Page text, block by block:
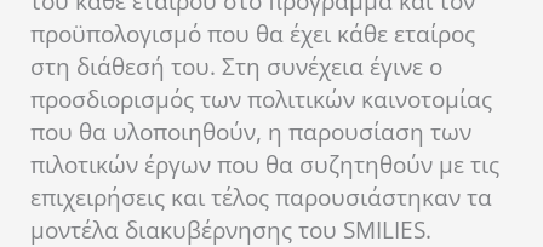
προϋπολογισμό που θα έχει κάθε εταίρος
στη διάθεσή του. Στη συνέχεια έγινε ο
προσδιορισμός των πολιτικών καινοτομίας
που θα υλοποιηθούν, η παρουσίαση των
πιλοτικών έργων που θα συζητηθούν με τις
επιχειρήσεις και τέλος παρουσιάστηκαν τα
μοντέλα διακυβέρνησης του SMILIES.